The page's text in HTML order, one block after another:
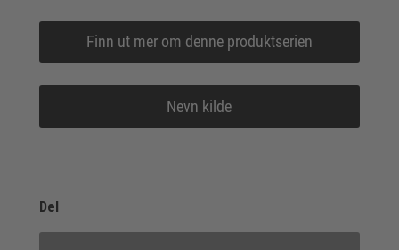
Finn ut mer om denne produktserien
Nevn kilde
Del